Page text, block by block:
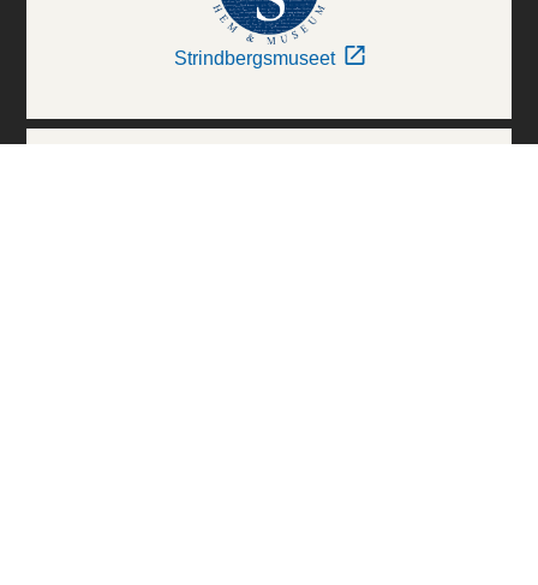
Strindbergsmuseet